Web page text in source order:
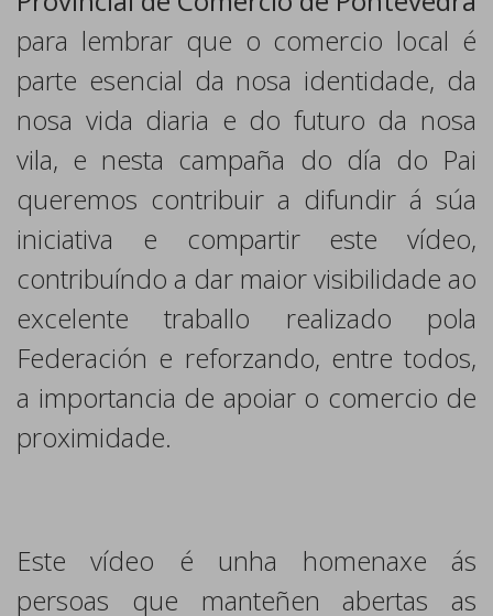
para lembrar que o comercio local é
parte esencial da nosa identidade, da
nosa vida diaria e do futuro da nosa
vila, e nesta campaña do día do Pai
queremos contribuir a difundir á súa
iniciativa e compartir este vídeo,
contribuíndo a dar maior visibilidade ao
excelente traballo realizado pola
Federación e reforzando, entre todos,
a importancia de apoiar o comercio de
proximidade.
Este vídeo é unha homenaxe ás
persoas que manteñen abertas as